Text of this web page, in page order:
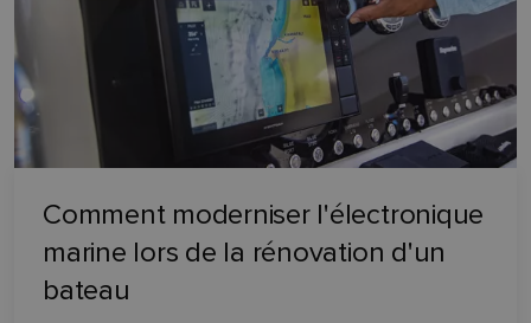
Comment moderniser l'électronique
marine lors de la rénovation d'un
bateau